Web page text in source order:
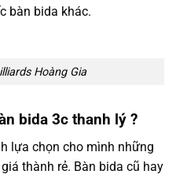
bàn bida khác.
Hoàng Gia
bida 3c thanh lý ?
lựa chọn cho mình những
thành rẻ. Bàn bida cũ hay